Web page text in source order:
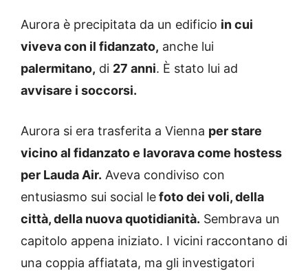
Aurora è precipitata da un edificio in cui
viveva con il fidanzato, anche lui
palermitano, di 27 anni. È stato lui ad
avvisare i soccorsi.
Aurora si era trasferita a Vienna per stare
vicino al fidanzato e lavorava come hostess
per Lauda Air. Aveva condiviso con
entusiasmo sui social lefoto dei voli, della
città, della nuova quotidianità. Sembrava un
capitolo appena iniziato. I vicini raccontano di
una coppia affiatata, ma gli investigatori